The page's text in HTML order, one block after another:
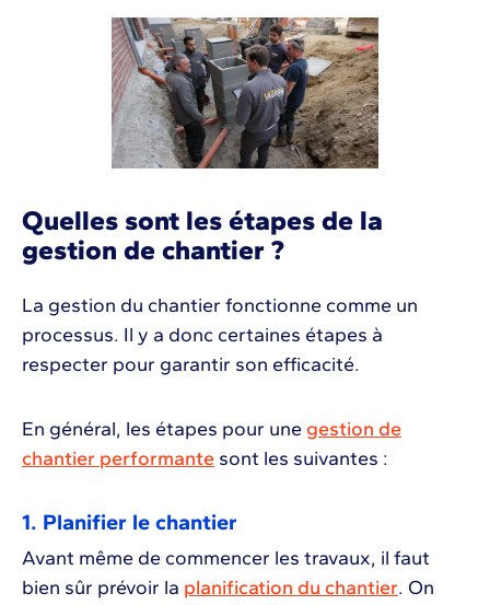
Quelles sont les étapes de la
gestion de chantier ?
La gestion du chantier fonctionne comme un
processus. Il y a donc certaines étapes à
respecter pour garantir son efficacité.
En général, les étapes pour une gestion de
chantier performante sont les suivantes :
1. Planifier le chantier
Avant même de commencer les travaux, il faut
bien sûr prévoir la planification du chantier. On